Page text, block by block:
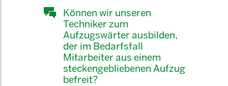
Können wir unseren
Techniker zum
Aufzugswärter ausbilden,
der im Bedarfsfall
Mitarbeiter aus einem
steckengebliebenen Aufzug
befreit?